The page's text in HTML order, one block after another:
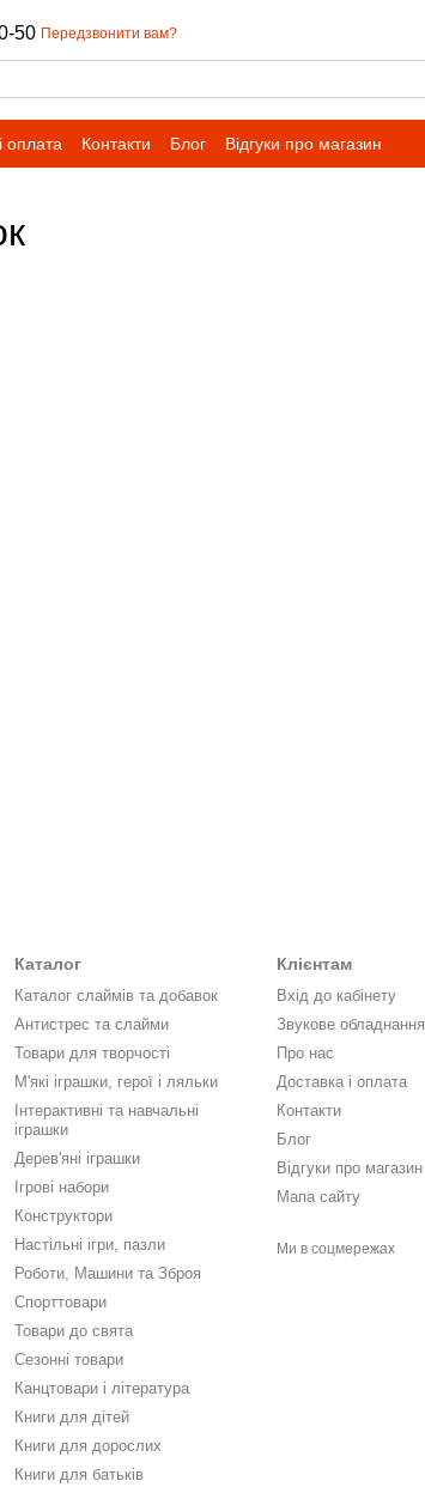
50 Передзвонити вам?
оплата Контакти Блог Відгуки про магазин
Каталог
Каталог слаймів та добавок
Антистрес та слайми
Товари для творчості
М'які іграшки, герої і ляльки
Інтерактивні та навчальні
іграшки
Дерев'яні іграшки
Ігрові набори
Конструктори
Настільні ігри, пазли
Роботи, Машини та Зброя
Спорттовари
Товари до свята
Сезонні товари
Канцтовари і література
Книги для дітей
Книги для дорослих
Книги для батьків
Клієнтам
Вхід до кабінету
Звукове обладнання
Про нас
Доставка і оплата
Контакти
Блог
Відгуки про магазин
Мапа сайту
Ми в соцмережах